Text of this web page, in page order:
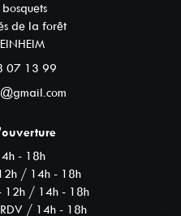
de la forêt
07 13 99
- 18h
/ 14h - 18h
/ 14h - 18h
/ 14h - 18h